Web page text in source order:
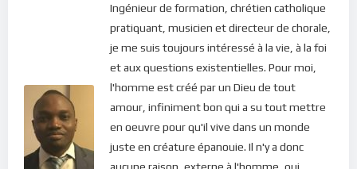
L’homme est un être de lumière. Il a tout en lui pour que
rayonne cette lumière à la face du monde. En effet, le Christ
vous êtes la lumière du monde” (Matthieu 5:14).
Pourtant, nos lumières ne brillent pas. Les ténèbres de ce
monde ont réussi à l’envelopper de telle sorte qu’il ne reste
qu’une mince et insignifiante lueur. En fait, voilà exactement
ce pour quoi nous sommes venus ici sur terre. Oubliant qui
Ingénieur de formation, chrétien catholique
pratiquant, musicien et directeur de chorale,
je me suis toujours intéressé à la vie, à la foi
et aux questions existentielles. Pour moi,
l'homme est créé par un Dieu de tout
amour, infiniment bon qui a su tout mettre
en oeuvre pour qu'il vive dans un monde
juste en créature épanouie. Il n'y a donc